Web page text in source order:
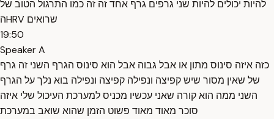
להיות יכולים להיות שני גרפים גרף אחד זה זה כמו התרגול הטוב של
הHRV שרואים
19:50
Speaker A
כזה איזה סינוס מתון או אבל גבוה אבל הוא סינוס הגרף השני זה גרף
של שאין מסור שיש קפיצה ונפילה קפיצה ונפילה בוא נלך על הגרף
השני ממה הוא קורה שאני עכשיו מכניס למערכת העיכול שלי איזה
סוכר מאוד מאוד פשוט הזמן שהוא שואב במערכת